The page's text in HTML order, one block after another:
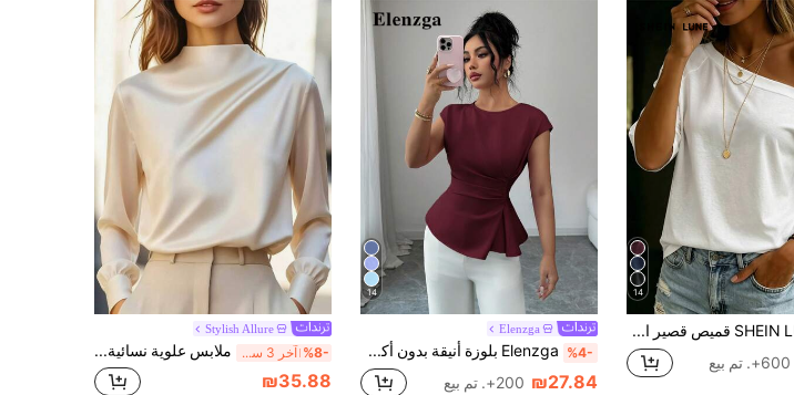
14
SHEIN LUNE قميص قصير الأكمام للنساء أبيض غير متماثل الكتف، متعدد الاستخدامات وكاجوال
600+. تم بيع
14
Elenzga
%4- Elenzga بلوزة أنيقة بدون أكمام وخصر مربوط وذيل متسع، مناسبة للخروج في الربيع، مناسبة لمناسبات رأس السنة الجديدة، عيد الحب، عيد الفصح، عيد الأم، الحفلات في الشرق الأوسط، الزفاف، العطلات الفرنسية الرومانسية الأنيقة، والعمل، باللون الوردي
₪27.84 200+. تم بيع
Stylish Allure
%8- آخر 3 ساعة أيام ملابس علوية نسائية أنيقة بلون موحد بأكمام طويلة بتصميم بسيط وكاجوال
₪35.88